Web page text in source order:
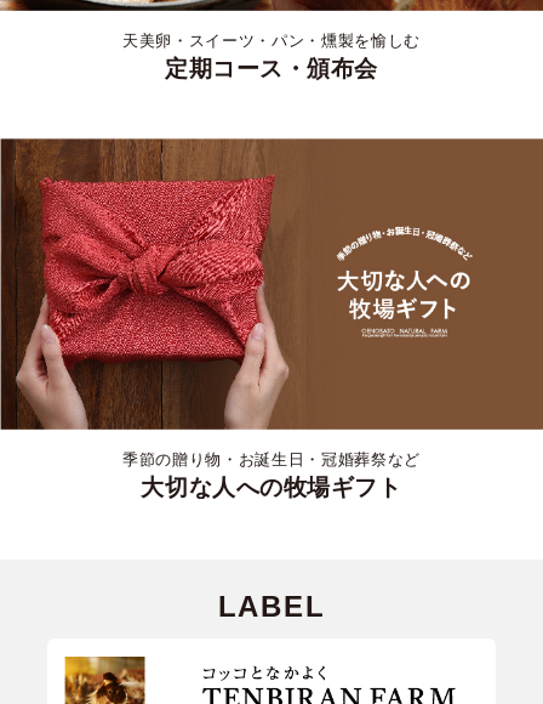
天美卵・スイーツ・パン・燻製を愉しむ
定期コース・頒布会
季節の贈り物・お誕生日・冠婚葬祭など
大切な人への牧場ギフト
LABEL